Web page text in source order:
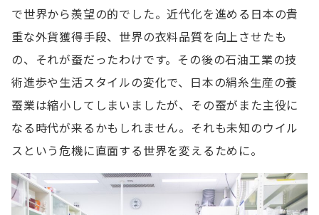
で世界から羨望の的でした。近代化を進める日本の貴
重な外貨獲得手段、世界の衣料品質を向上させたも
の、それが蚕だったわけです。その後の石油工業の技
術進歩や生活スタイルの変化で、日本の絹糸生産の養
蚕業は縮小してしまいましたが、その蚕がまた主役に
なる時代が来るかもしれません。それも未知のウイル
スという危機に直面する世界を変えるために。